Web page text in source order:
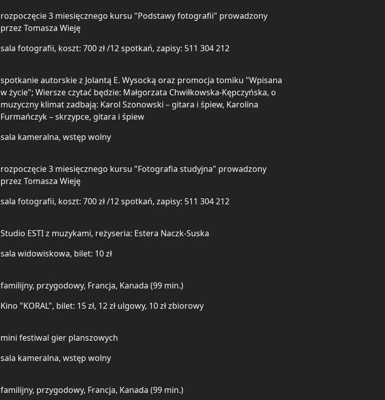
rozpoczęcie 3 miesięcznego kursu "Podstawy fotografii" prowadzony
przez Tomasza Wieję
sala fotografii, koszt: 700 zł /12 spotkań, zapisy: 511 304 212
spotkanie autorskie z Jolantą E. Wysocką oraz promocja tomiku "Wpisana
w życie"; Wiersze czytać będzie: Małgorzata Chwiłkowska-Kępczyńska, o
muzyczny klimat zadbają: Karol Szonowski – gitara i śpiew, Karolina
Furmańczyk – skrzypce, gitara i śpiew
sala kameralna, wstęp wolny
rozpoczęcie 3 miesięcznego kursu "Fotografia studyjna" prowadzony
przez Tomasza Wieję
sala fotografii, koszt: 700 zł /12 spotkań, zapisy: 511 304 212
Studio ESTI z muzykami, reżyseria: Estera Naczk-Suska
sala widowiskowa, bilet: 10 zł
familijny, przygodowy, Francja, Kanada (99 min.)
Kino "KORAL", bilet: 15 zł, 12 zł ulgowy, 10 zł zbiorowy
mini festiwal gier planszowych
sala kameralna, wstęp wolny
familijny, przygodowy, Francja, Kanada (99 min.)